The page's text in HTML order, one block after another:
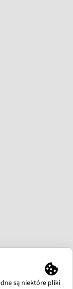
są niektóre pliki